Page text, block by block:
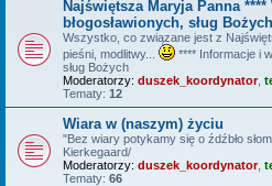
Najświętsza Maryja Panna
błogosławionych, sług Bożych
Wszystko, co związane jest z
pieśni, modlitwy...
**** Informacje i
sług Bożych
Moderatorzy: duszek_koordynator,
Tematy: 12
Wiara w (naszym) życiu
"Bez wiary potykamy się o źdźbło
Kierkegaard/
Moderatorzy: duszek_koordynator,
Tematy: 66